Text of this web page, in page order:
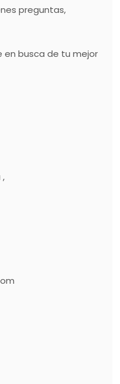
preguntas,
en busca de tu mejor
,